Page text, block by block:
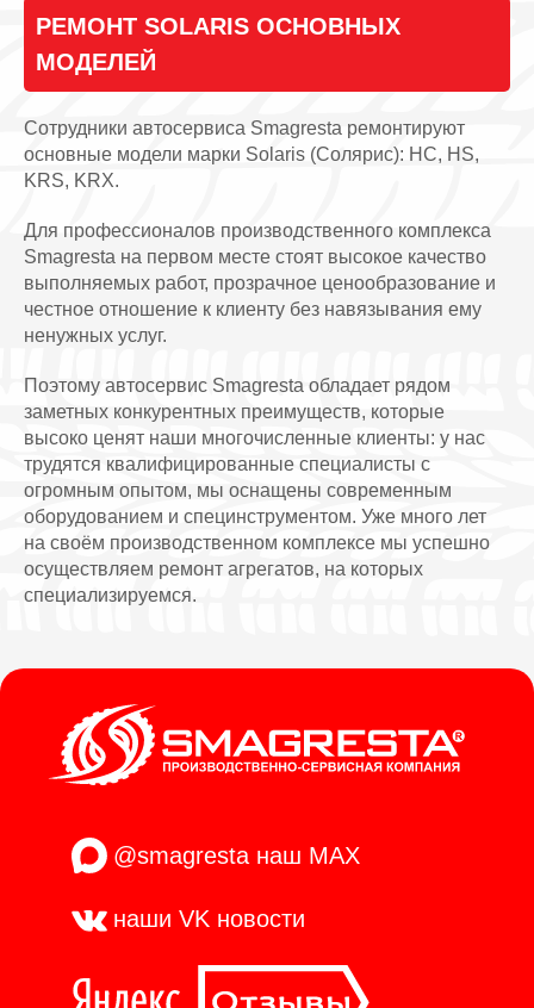
РЕМОНТ SOLARIS ОСНОВНЫХ
МОДЕЛЕЙ
Сотрудники автосервиса Smagresta ремонтируют
основные модели марки Solaris (Солярис): HC, HS,
KRS, KRX.
Для профессионалов производственного комплекса
Smagresta на первом месте стоят высокое качество
выполняемых работ, прозрачное ценообразование и
честное отношение к клиенту без навязывания ему
ненужных услуг.
Поэтому автосервис Smagresta обладает рядом
заметных конкурентных преимуществ, которые
высоко ценят наши многочисленные клиенты: у нас
трудятся квалифицированные специалисты с
огромным опытом, мы оснащены современным
оборудованием и специнструментом. Уже много лет
на своём производственном комплексе мы успешно
осуществляем ремонт агрегатов, на которых
специализируемся.
@smagresta наш MAX
наши VK новости